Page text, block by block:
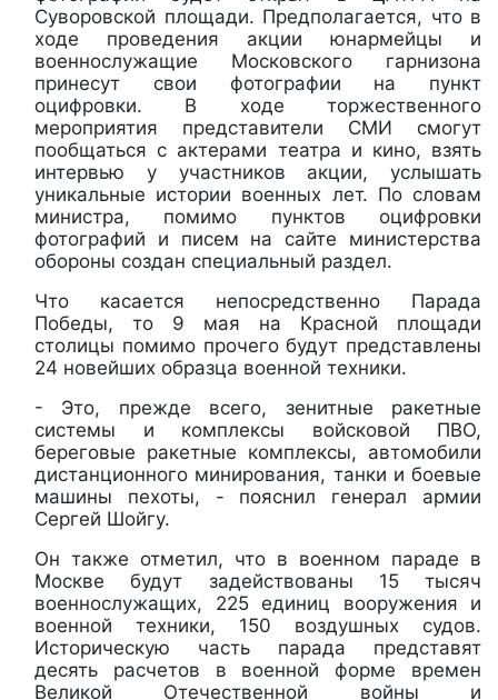
Суворовской площади. Предполагается, что в
ходе проведения акции юнармейцы и
военнослужащие Московского гарнизона
принесут свои фотографии на пункт
оцифровки. В ходе торжественного
мероприятия представители СМИ смогут
пообщаться с актерами театра и кино, взять
интервью у участников акции, услышать
уникальные истории военных лет. По словам
министра, помимо пунктов оцифровки
фотографий и писем на сайте министерства
обороны создан специальный раздел.
Что касается непосредственно Парада
Победы, то 9 мая на Красной площади
столицы помимо прочего будут представлены
24 новейших образца военной техники.
- Это, прежде всего, зенитные ракетные
системы и комплексы войсковой ПВО,
береговые ракетные комплексы, автомобили
дистанционного минирования, танки и боевые
машины пехоты, - пояснил генерал армии
Сергей Шойгу.
Он также отметил, что в военном параде в
Москве будут задействованы 15 тысяч
военнослужащих, 225 единиц вооружения и
военной техники, 150 воздушных судов.
Историческую часть парада представят
десять расчетов в военной форме времен
Великой Отечественной войны и